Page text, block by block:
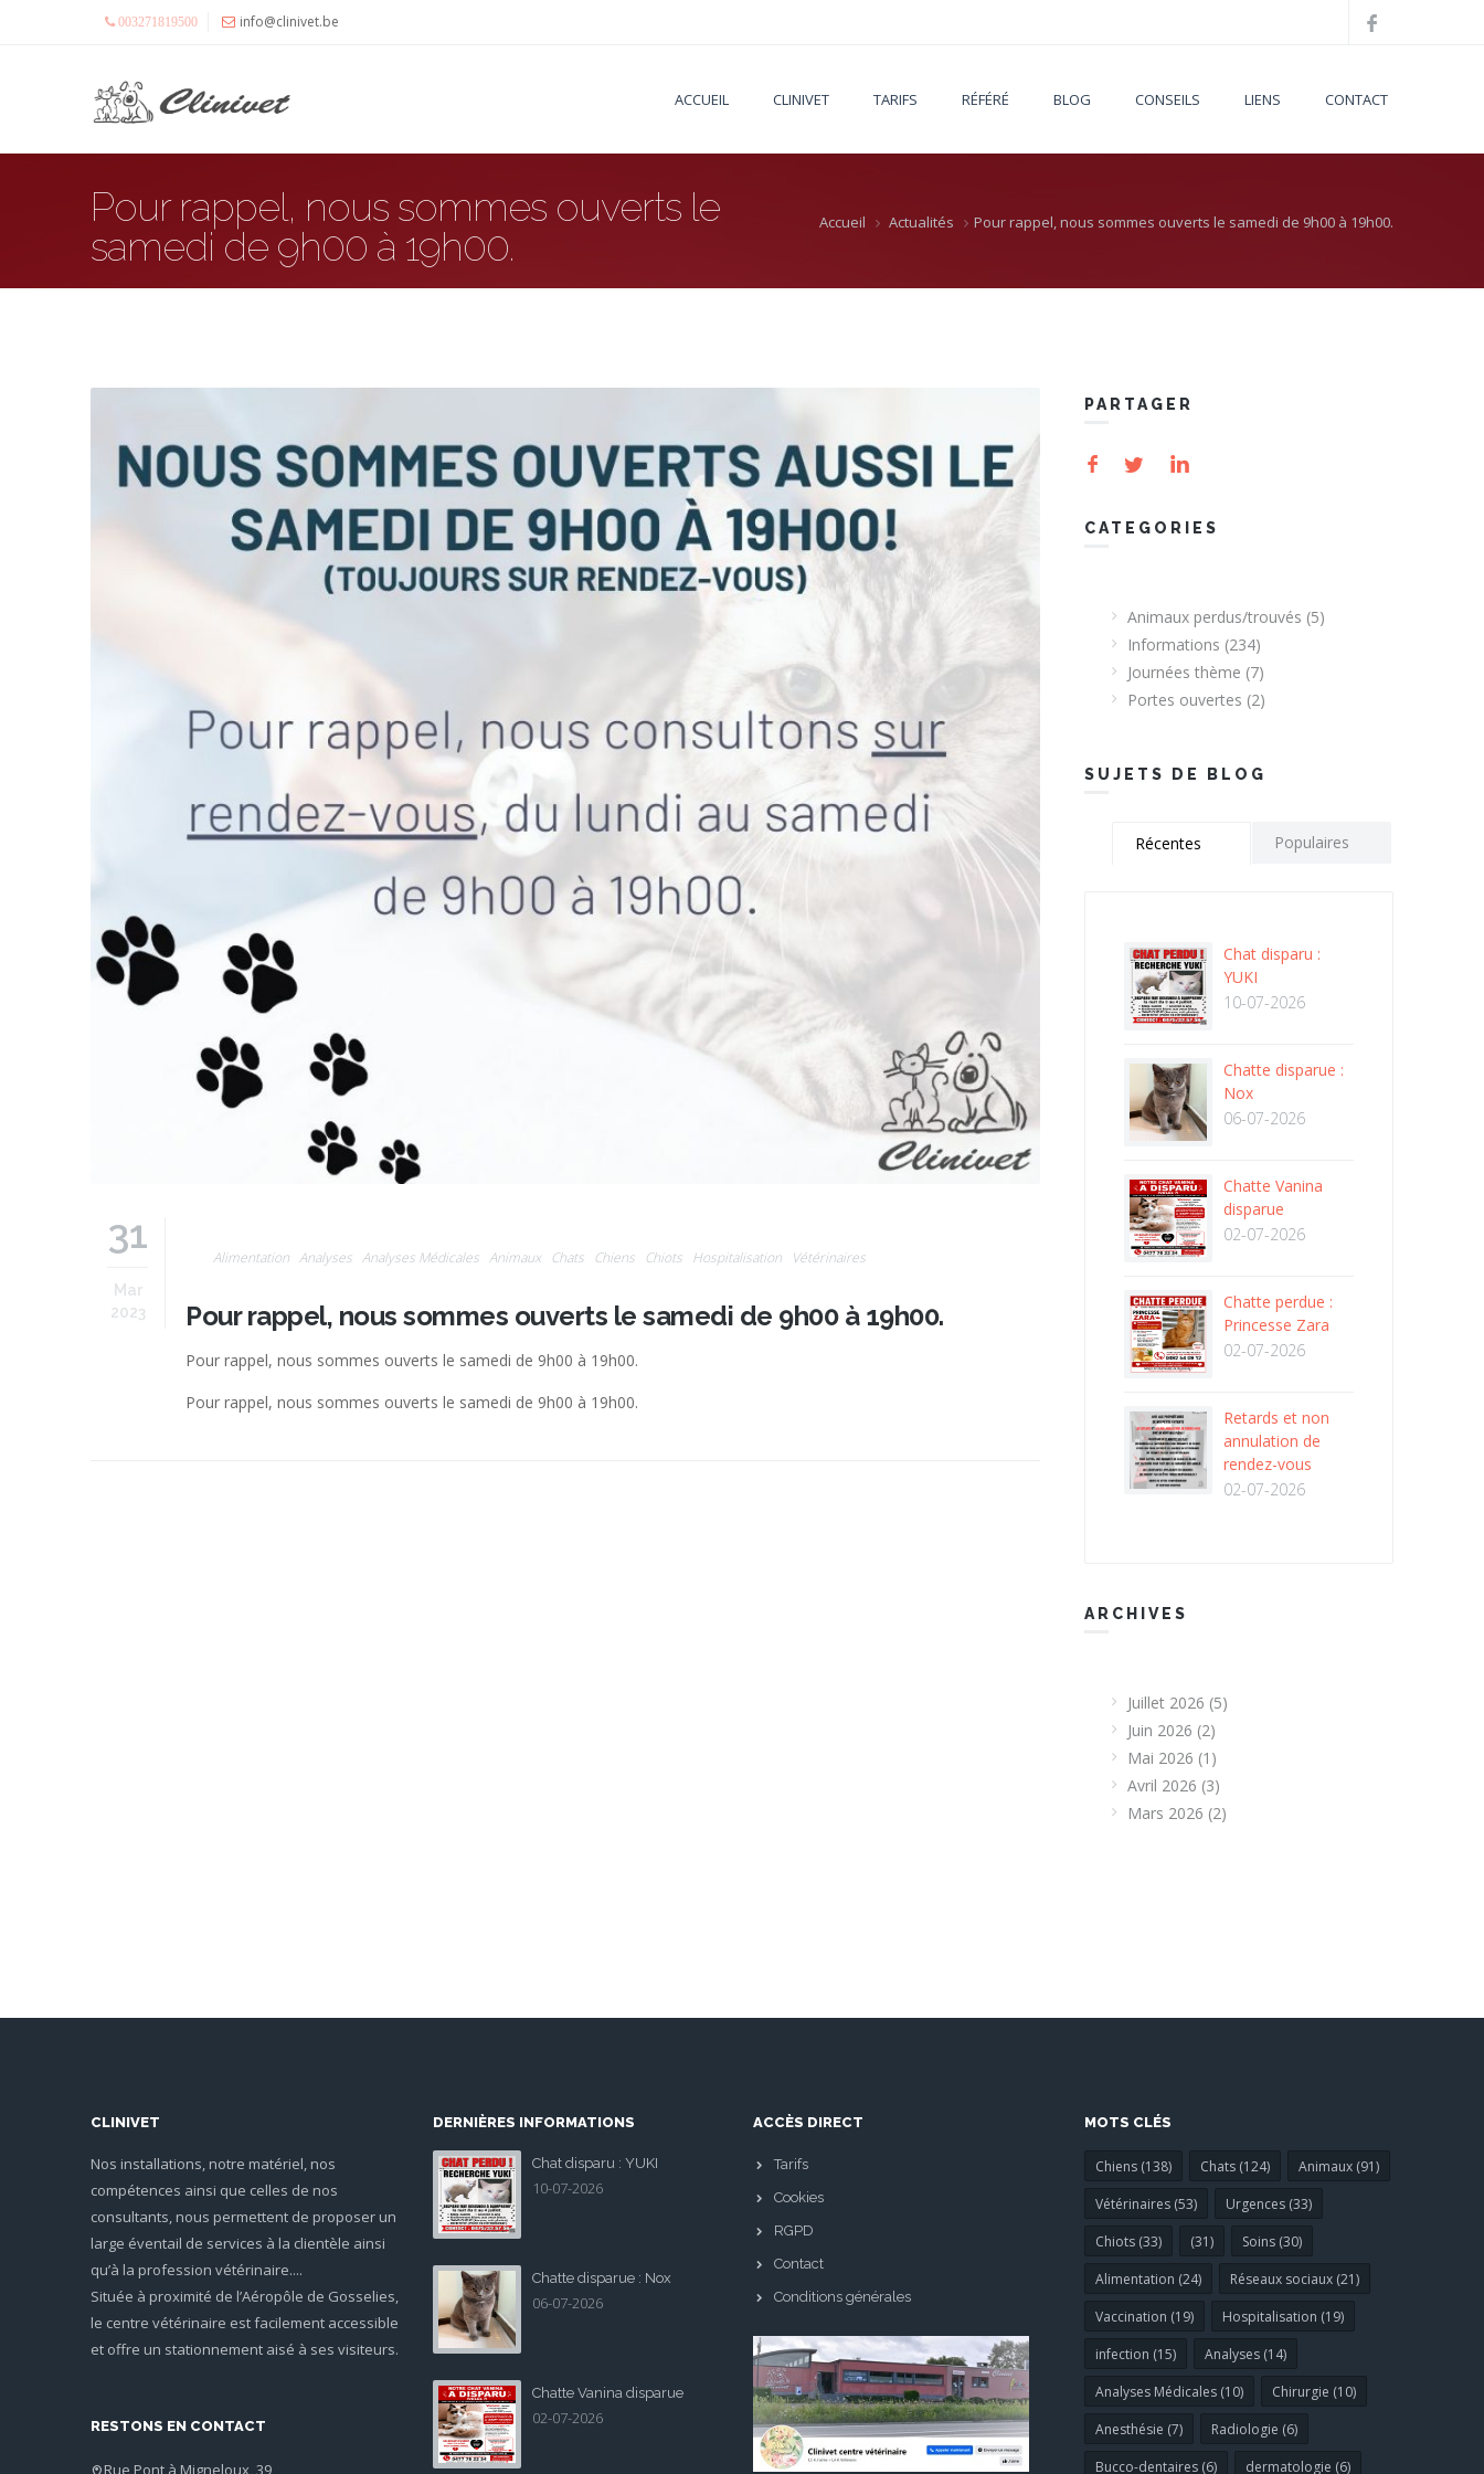
003271819500 info@clinivet.be
ACCUEIL CLINIVET TARIFS RÉFÉRÉ BLOG CONSEILS LIENS CONTACT
Pour rappel, nous sommes ouverts le
samedi de 9h00 à 19h00.
Accueil Actualités Pour rappel, nous sommes ouverts le samedi de 9h00 à 19h00.
31
Mar
2023
Alimentation Analyses Analyses Médicales Animaux Chats Chiens Chiots Hospitalisation Vétérinaires
Pour rappel, nous sommes ouverts le samedi de 9h00 à 19h00.
Pour rappel, nous sommes ouverts le samedi de 9h00 à 19h00.
Pour rappel, nous sommes ouverts le samedi de 9h00 à 19h00.
PARTAGER
CATEGORIES
Animaux perdus/trouvés (5)
Informations (234)
Journées thème (7)
Portes ouvertes (2)
SUJETS DE BLOG
Récentes Populaires
Chat disparu :
YUKI
10-07-2026
Chatte disparue :
Nox
06-07-2026
Chatte Vanina
disparue
02-07-2026
Chatte perdue :
Princesse Zara
02-07-2026
Retards et non
annulation de
rendez-vous
02-07-2026
ARCHIVES
Juillet 2026 (5)
Juin 2026 (2)
Mai 2026 (1)
Avril 2026 (3)
Mars 2026 (2)
CLINIVET
Nos installations, notre matériel, nos
compétences ainsi que celles de nos
consultants, nous permettent de proposer un
large éventail de services à la clientèle ainsi
qu’à la profession vétérinaire....
Située à proximité de l’Aéropôle de Gosselies,
le centre vétérinaire est facilement accessible
et offre un stationnement aisé à ses visiteurs.
RESTONS EN CONTACT
Rue Pont à Migneloux, 39
DERNIÈRES INFORMATIONS
Chat disparu : YUKI
10-07-2026
Chatte disparue : Nox
06-07-2026
Chatte Vanina disparue
02-07-2026
ACCÈS DIRECT
Tarifs
Cookies
RGPD
Contact
Conditions générales
MOTS CLÉS
Chiens (138) Chats (124)
Animaux (91)
Vétérinaires (53)
Urgences (33)
Chiots (33)
(31)
Soins (30)
Alimentation (24)
Réseaux sociaux (21)
Vaccination (19)
Hospitalisation (19)
infection (15)
Analyses (14)
Analyses Médicales (10)
Chirurgie (10)
Anesthésie (7)
Radiologie (6)
Bucco-dentaires (6)
dermatologie (6)